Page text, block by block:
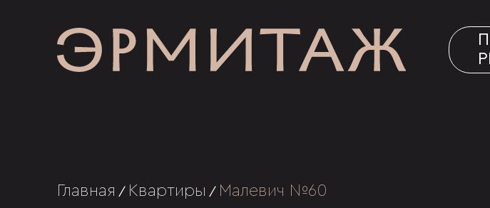
Главная / Квартиры / Малевич №60